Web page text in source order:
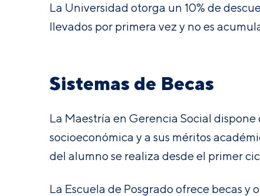
La Universidad otorga un 10% de
llevados por primera vez y no es
Sistemas de Becas
La Maestría en Gerencia Social
socioeconómica y a sus méritos
del alumno se realiza desde el primer
La Escuela de Posgrado ofrece becas y